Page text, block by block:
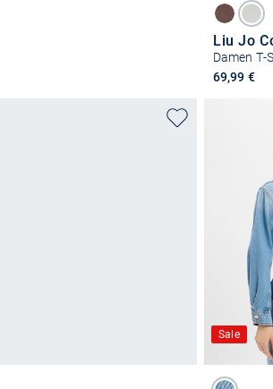
Liu Jo
Damen T-
69,99 €
Sale